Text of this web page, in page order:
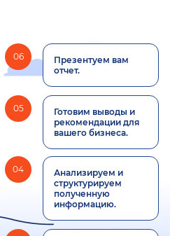
06
Презентуем вам
отчет.
05
Готовим выводы и
рекомендации для
вашего бизнеса.
04
Анализируем и
структурируем
полученную
информацию.